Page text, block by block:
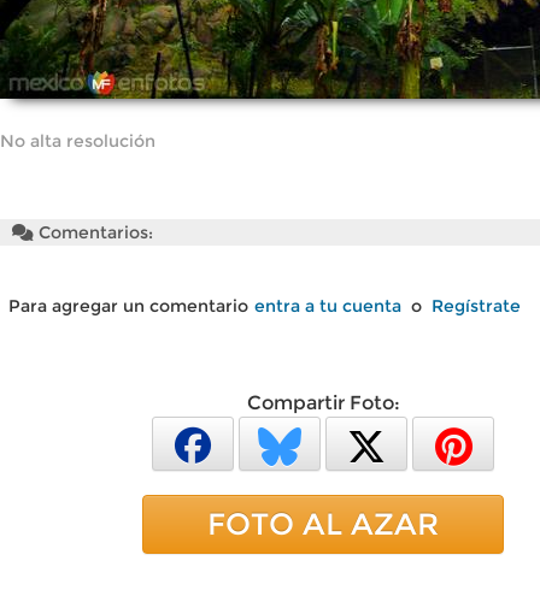
No alta resolución
Comentarios:
Para agregar un comentario entra a tu cuenta o Regístrate
Compartir Foto:
FOTO AL AZAR